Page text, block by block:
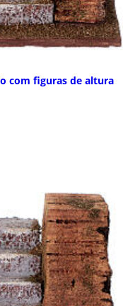
com figuras de altura